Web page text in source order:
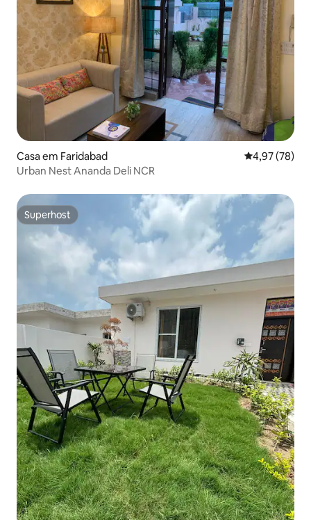
Casa em Faridabad Classificação
4,97 (78)
Urban Nest Ananda Deli NCR
Superhost
Superhost